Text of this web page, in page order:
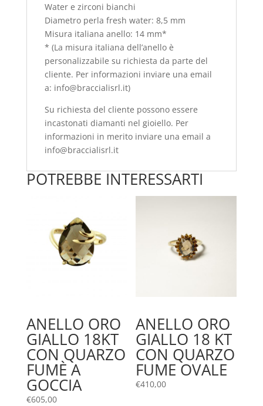
Water e zirconi bianchi
Diametro perla fresh water: 8,5 mm
Misura italiana anello: 14 mm*
* (La misura italiana dell’anello è
personalizzabile su richiesta da parte del
cliente. Per informazioni inviare una email
a: info@braccialisrl.it)
Su richiesta del cliente possono essere
incastonati diamanti nel gioiello. Per
informazioni in merito inviare una email a
info@braccialisrl.it
POTREBBE INTERESSARTI
ANELLO ORO
GIALLO 18KT
CON QUARZO
FUMÈ A
GOCCIA
€605,00
ANELLO ORO
GIALLO 18 KT
CON QUARZO
FUME OVALE
€410,00